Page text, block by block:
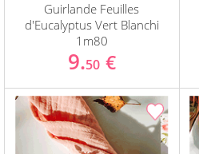
Guirlande Feuilles
d'Eucalyptus Vert Blanchi
1m80
9.50 €